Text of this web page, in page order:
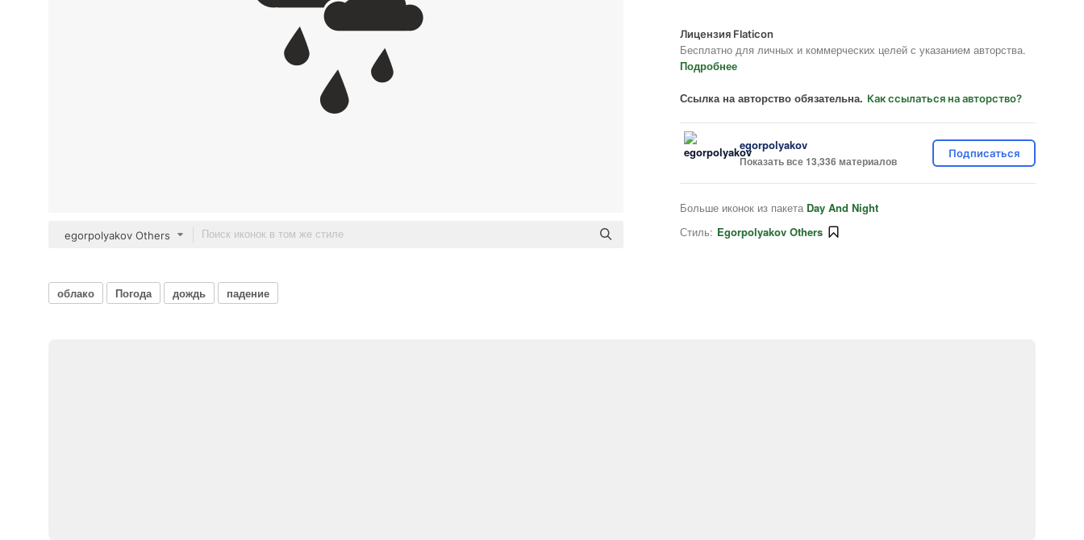
egorpolyakov Others
Лицензия Flaticon
Бесплатно для личных и коммерческих целей с указанием авторства.
Подробнее
Ссылка на авторство обязательна. Как ссылаться на авторство?
egorpolyakov
Показать все 13,336 материалов
Подписаться
Больше иконок из пакета Day And Night
Стиль: Egorpolyakov Others
облако Погода дождь падение